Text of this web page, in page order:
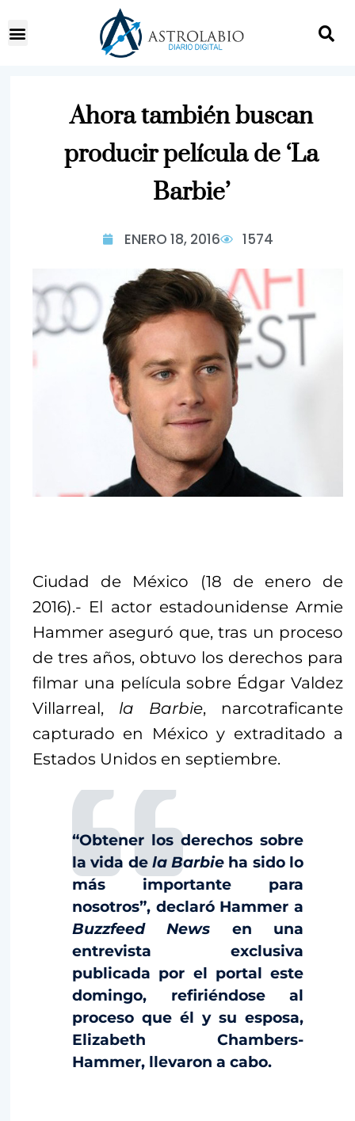
Ahora también buscan
producir película de ‘La
Barbie’
ENERO 18, 2016 1574
Ciudad de México (18 de enero de
2016).- El actor estadounidense Armie
Hammer aseguró que, tras un proceso
de tres años, obtuvo los derechos para
filmar una película sobre Édgar Valdez
Villarreal, la Barbie, narcotraficante
capturado en México y extraditado a
Estados Unidos en septiembre.
“Obtener los derechos sobre
la vida de la Barbie ha sido lo
más importante para
nosotros”, declaró Hammer a
Buzzfeed News en una
entrevista exclusiva
publicada por el portal este
domingo, refiriéndose al
proceso que él y su esposa,
Elizabeth Chambers-
Hammer, llevaron a cabo.